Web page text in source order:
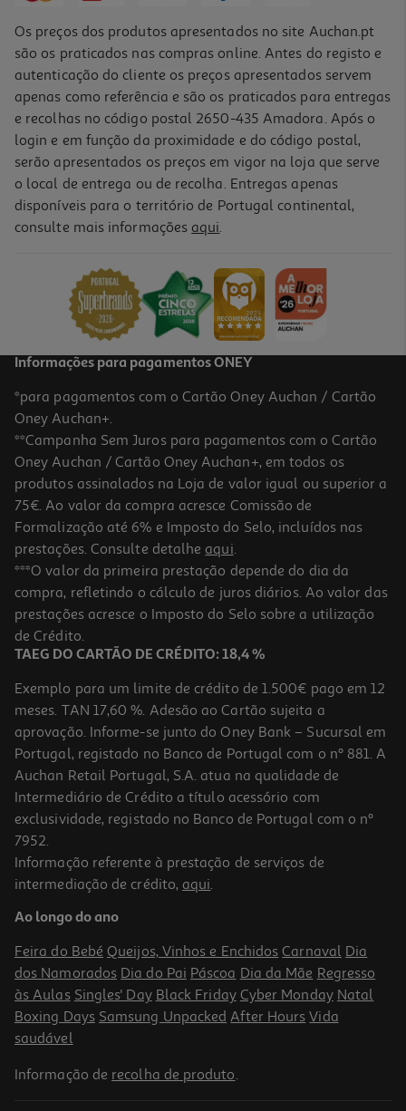
Caixa Vidro Redonda Actuel Hermética 0.4l
Caixa Rectangular Hermética Actuel Em Plástico 1.2l
5.99 €/un
5,99 €
Caixa Em Vidro Redonda Actuel Hermética Com Válvula 0.92l
5.49 €/un
5,49 €
Os preços dos produtos apresentados no site Auchan.pt
são os praticados nas compras online. Antes do registo e
autenticação do cliente os preços apresentados servem
apenas como referência e são os praticados para entregas
e recolhas no código postal 2650-435 Amadora. Após o
login e em função da proximidade e do código postal,
serão apresentados os preços em vigor na loja que serve
o local de entrega ou de recolha. Entregas apenas
disponíveis para o território de Portugal continental,
consulte mais informações aqui.
Informações para pagamentos ONEY
*para pagamentos com o Cartão Oney Auchan / Cartão
Oney Auchan+.
**Campanha Sem Juros para pagamentos com o Cartão
Oney Auchan / Cartão Oney Auchan+, em todos os
produtos assinalados na Loja de valor igual ou superior a
75€. Ao valor da compra acresce Comissão de
Formalização até 6% e Imposto do Selo, incluídos nas
prestações. Consulte detalhe aqui.
***O valor da primeira prestação depende do dia da
compra, refletindo o cálculo de juros diários. Ao valor das
prestações acresce o Imposto do Selo sobre a utilização
de Crédito.
TAEG DO CARTÃO DE CRÉDITO: 18,4 %
Exemplo para um limite de crédito de 1.500€ pago em 12
meses. TAN 17,60 %. Adesão ao Cartão sujeita a
aprovação. Informe-se junto do Oney Bank – Sucursal em
Portugal, registado no Banco de Portugal com o nº 881. A
Auchan Retail Portugal, S.A. atua na qualidade de
Intermediário de Crédito a título acessório com
exclusividade, registado no Banco de Portugal com o nº
7952.
Informação referente à prestação de serviços de
intermediação de crédito, aqui.
Ao longo do ano
Feira do Bebé Queijos, Vinhos e Enchidos Carnaval Dia
dos Namorados Dia do Pai Páscoa Dia da Mãe Regresso
às Aulas Singles' Day Black Friday Cyber Monday Natal
Boxing Days Samsung Unpacked After Hours Vida
saudável
Informação de recolha de produto.